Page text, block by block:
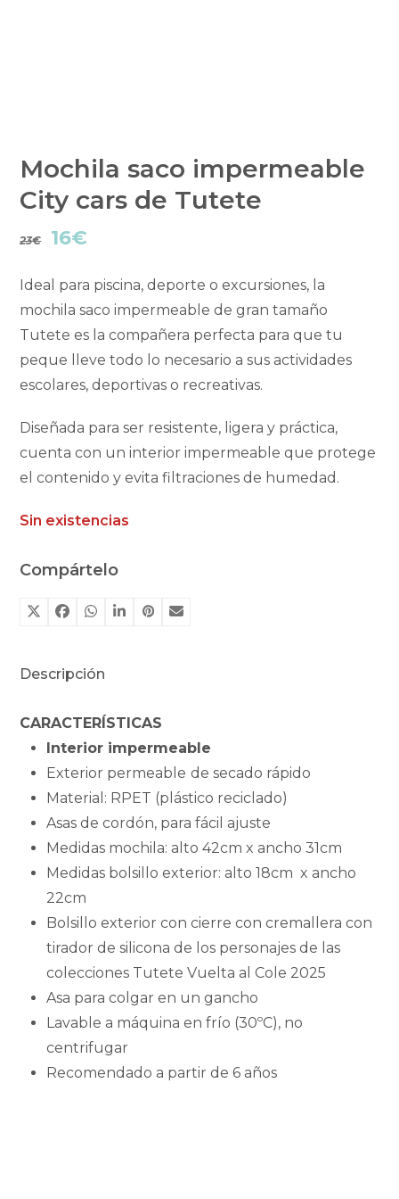
Mochila saco impermeable
City cars de Tutete
23€
El
original
era:
23€.
16€
actual
es:
16€.
Ideal para piscina, deporte o excursiones, la
mochila saco impermeable de gran tamaño
Tutete es la compañera perfecta para que tu
peque lleve todo lo necesario a sus actividades
escolares, deportivas o recreativas.
Diseñada para ser resistente, ligera y práctica,
cuenta con un interior impermeable que protege
el contenido y evita filtraciones de humedad.
Sin existencias
Compártelo
Descripción
CARACTERÍSTICAS
Interior impermeable
Exterior permeable de secado rápido
Material: RPET (plástico reciclado)
Asas de cordón, para fácil ajuste
Medidas mochila: alto 42cm x ancho 31cm
Medidas bolsillo exterior: alto 18cm x ancho
22cm
Bolsillo exterior con cierre con cremallera con
tirador de silicona de los personajes de las
colecciones Tutete Vuelta al Cole 2025
Asa para colgar en un gancho
Lavable a máquina en frío (30ºC), no
centrifugar
Recomendado a partir de 6 años